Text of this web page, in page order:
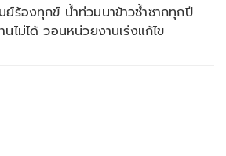
ย์ร้องทุกข์ น้ำท่วมนาข้าวซ้ำซากทุกปี
นไม่ได้ วอนหน่วยงานเร่งแก้ไข